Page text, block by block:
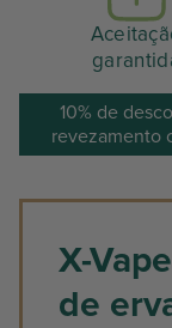
10% de
revezamento
X-
de